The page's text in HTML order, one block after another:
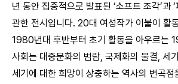
년 동안 집중적으로 발표된 ‘소프트 조각’과 ‘
관한 전시입니다. 20대 여성작가 이불이 활
1980년대 후반부터 초기 활동을 아우르는
사회는 대중문화의 범람, 국제화의 물결, 세
세기에 대한 희망이 상충하는 역사의 변곡점